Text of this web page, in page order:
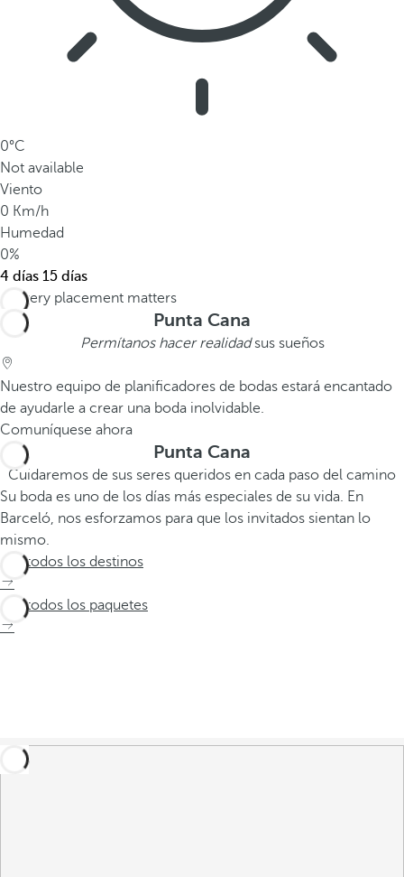
0°C
Not available
Viento
0 Km/h
Humedad
0%
4 días 15 días
Punta Cana
Permítanos hacer realidadsus sueños
Nuestro equipo de planificadores de bodas estará encantado
de ayudarle a crear una boda inolvidable.
Comuníquese ahora
Punta Cana
Cuidaremos de sus seres queridos en cada paso del camino
Su boda es uno de los días más especiales de su vida. En
Barceló, nos esforzamos para que los invitados sientan lo
mismo.
Ver todos los destinos
Ver todos los paquetes